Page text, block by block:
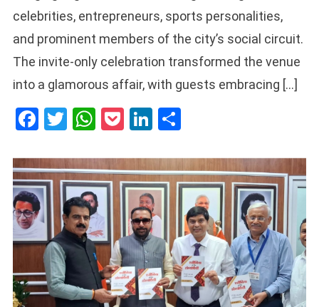
celebrities, entrepreneurs, sports personalities,
and prominent members of the city’s social circuit.
The invite-only celebration transformed the venue
into a glamorous affair, with guests embracing […]
Facebook
Twitter
WhatsApp
PocketLinkedIn